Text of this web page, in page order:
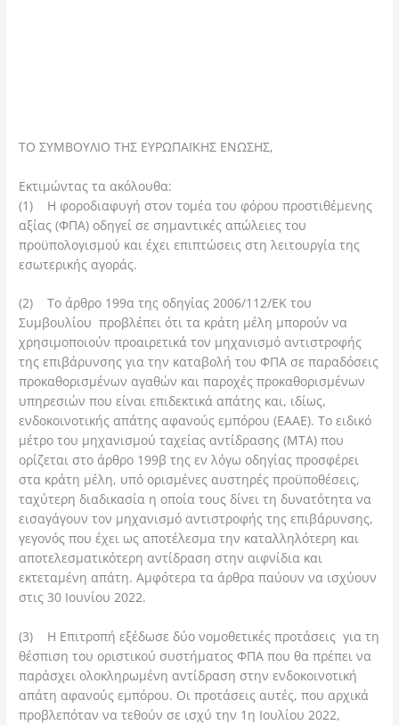
ΤΟ ΣΥΜΒΟΥΛΙΟ ΤΗΣ ΕΥΡΩΠΑΪΚΗΣ ΕΝΩΣΗΣ,
Εκτιμώντας τα ακόλουθα:
(1) Η φοροδιαφυγή στον τομέα του φόρου προστιθέμενης
αξίας (ΦΠΑ) οδηγεί σε σημαντικές απώλειες του
προϋπολογισμού και έχει επιπτώσεις στη λειτουργία της
εσωτερικής αγοράς.
(2) Το άρθρο 199α της οδηγίας 2006/112/ΕΚ του
Συμβουλίου προβλέπει ότι τα κράτη μέλη μπορούν να
χρησιμοποιούν προαιρετικά τον μηχανισμό αντιστροφής
της επιβάρυνσης για την καταβολή του ΦΠΑ σε παραδόσεις
προκαθορισμένων αγαθών και παροχές προκαθορισμένων
υπηρεσιών που είναι επιδεκτικά απάτης και, ιδίως,
ενδοκοινοτικής απάτης αφανούς εμπόρου (ΕΑΑΕ). Το ειδικό
μέτρο του μηχανισμού ταχείας αντίδρασης (ΜΤΑ) που
ορίζεται στο άρθρο 199β της εν λόγω οδηγίας προσφέρει
στα κράτη μέλη, υπό ορισμένες αυστηρές προϋποθέσεις,
ταχύτερη διαδικασία η οποία τους δίνει τη δυνατότητα να
εισαγάγουν τον μηχανισμό αντιστροφής της επιβάρυνσης,
γεγονός που έχει ως αποτέλεσμα την καταλληλότερη και
αποτελεσματικότερη αντίδραση στην αιφνίδια και
εκτεταμένη απάτη. Αμφότερα τα άρθρα παύουν να ισχύουν
στις 30 Ιουνίου 2022.
(3) Η Επιτροπή εξέδωσε δύο νομοθετικές προτάσεις για τη
θέσπιση του οριστικού συστήματος ΦΠΑ που θα πρέπει να
παράσχει ολοκληρωμένη αντίδραση στην ενδοκοινοτική
απάτη αφανούς εμπόρου. Οι προτάσεις αυτές, που αρχικά
προβλεπόταν να τεθούν σε ισχύ την 1η Ιουλίου 2022,